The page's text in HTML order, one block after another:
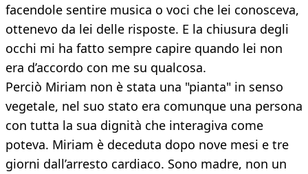
facendole sentire musica o voci che lei conosceva,
ottenevo da lei delle risposte. E la chiusura degli
occhi mi ha fatto sempre capire quando lei non
era d’accordo con me su qualcosa.
Perciò Miriam non è stata una "pianta" in senso
vegetale, nel suo stato era comunque una persona
con tutta la sua dignità che interagiva come
poteva. Miriam è deceduta dopo nove mesi e tre
giorni dall’arresto cardiaco. Sono madre, non un